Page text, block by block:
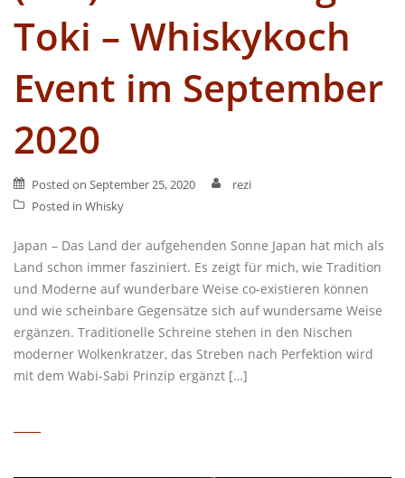
Toki – Whiskykoch
Event im September
2020
Posted on September 25, 2020
rezi
Posted in Whisky
Japan – Das Land der aufgehenden Sonne Japan hat mich als
Land schon immer fasziniert. Es zeigt für mich, wie Tradition
und Moderne auf wunderbare Weise co-existieren können
und wie scheinbare Gegensätze sich auf wundersame Weise
ergänzen. Traditionelle Schreine stehen in den Nischen
moderner Wolkenkratzer, das Streben nach Perfektion wird
mit dem Wabi-Sabi Prinzip ergänzt […]